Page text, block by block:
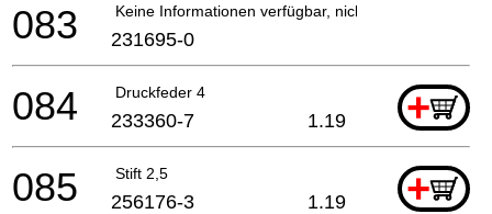
Keine Informationen verfügbar, nicht bestellbar
083 231695-0
Druckfeder 4 +
084 233360-7 1.19
Stift 2,5 +
085 256176-3 1.19